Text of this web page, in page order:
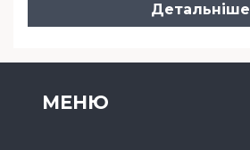
Детальніше
МЕНЮ